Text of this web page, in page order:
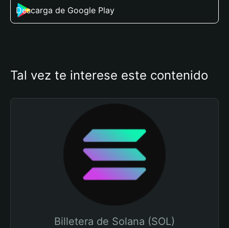
Descarga de Google Play
Tal vez te interese este contenido
Billetera de Solana (SOL)